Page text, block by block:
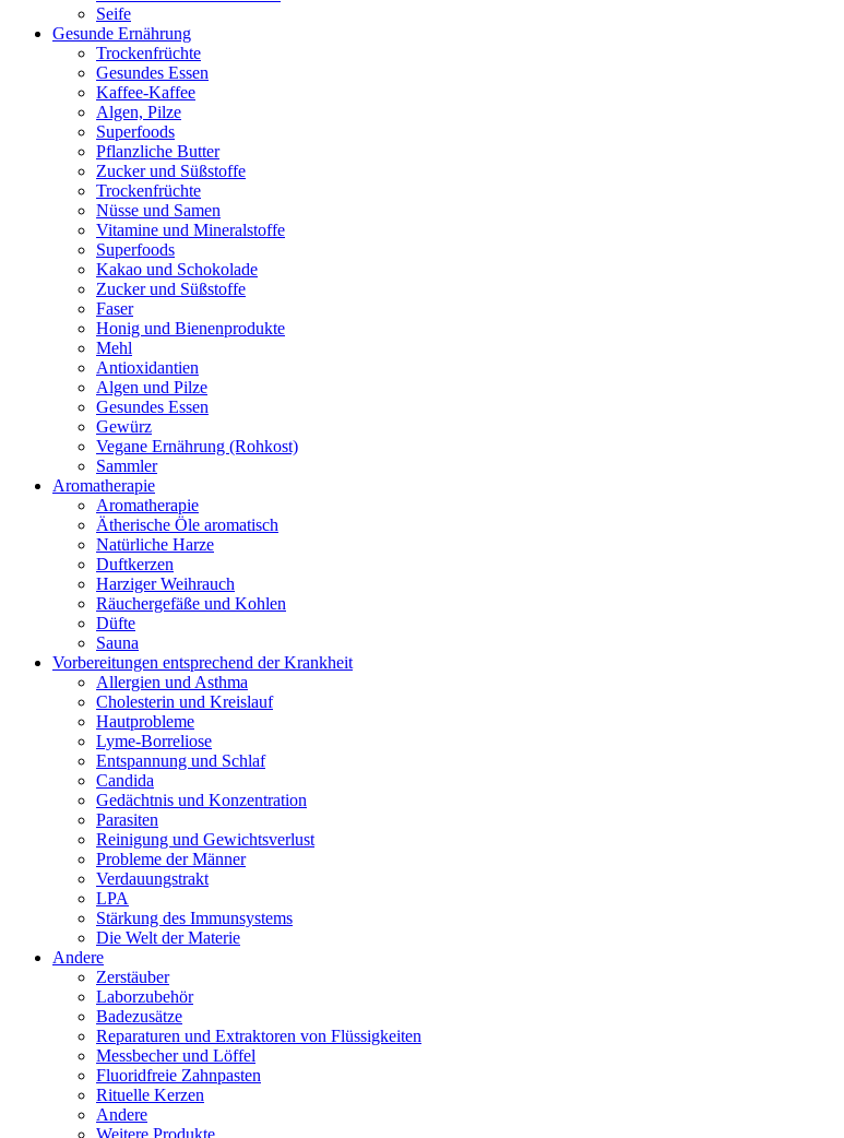
Seife
Gesunde Ernährung
Trockenfrüchte
Gesundes Essen
Kaffee-Kaffee
Algen, Pilze
Superfoods
Pflanzliche Butter
Zucker und Süßstoffe
Trockenfrüchte
Nüsse und Samen
Vitamine und Mineralstoffe
Superfoods
Kakao und Schokolade
Zucker und Süßstoffe
Faser
Honig und Bienenprodukte
Mehl
Antioxidantien
Algen und Pilze
Gesundes Essen
Gewürz
Vegane Ernährung (Rohkost)
Sammler
Aromatherapie
Aromatherapie
Ätherische Öle aromatisch
Natürliche Harze
Duftkerzen
Harziger Weihrauch
Räuchergefäße und Kohlen
Düfte
Sauna
Vorbereitungen entsprechend der Krankheit
Allergien und Asthma
Cholesterin und Kreislauf
Hautprobleme
Lyme-Borreliose
Entspannung und Schlaf
Candida
Gedächtnis und Konzentration
Parasiten
Reinigung und Gewichtsverlust
Probleme der Männer
Verdauungstrakt
LPA
Stärkung des Immunsystems
Die Welt der Materie
Andere
Zerstäuber
Laborzubehör
Badezusätze
Reparaturen und Extraktoren von Flüssigkeiten
Messbecher und Löffel
Fluoridfreie Zahnpasten
Rituelle Kerzen
Andere
Weitere Produkte